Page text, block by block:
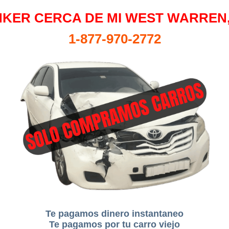
CERCA DE MI WEST
1-877-970-2772
Te pagamos dinero instantaneo
Te pagamos por tu carro viejo